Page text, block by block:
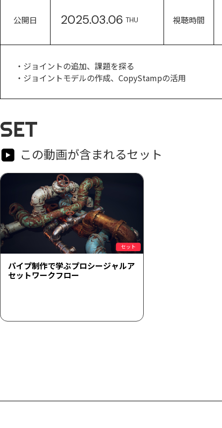
公開日 2025.03.06 THU 視聴時間
・ジョイントの追加、課題を探る
・ジョイントモデルの作成、CopyStampの活用
SET
この動画が含まれるセット
セット
パイプ制作で学ぶプロシージャルア
セットワークフロー